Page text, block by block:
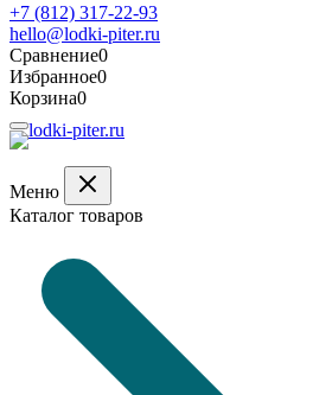
+7 (812) 317-22-93
hello@lodki-piter.ru
Сравнение0
Избранное0
Корзина0
Меню
Каталог товаров